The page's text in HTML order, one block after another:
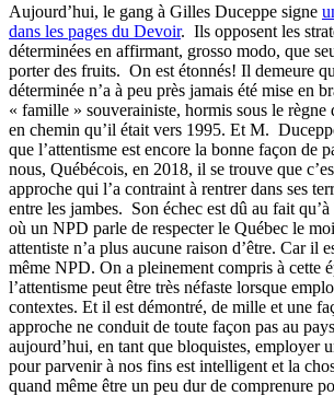
Aujourd’hui, le gang à Gilles Duceppe signe
dans les pages du Devoir. Ils opposent les
déterminées en affirmant, grosso modo, que
porter des fruits. On est étonnés! Il demeure
déterminée n’a à peu près jamais été mise en
« famille » souverainiste, hormis sous le règne
en chemin qu’il était vers 1995. Et M.
que l’attentisme est encore la bonne façon de
nous, Québécois, en 2018, il se trouve que
approche qui l’a contraint à rentrer dans ses
entre les jambes. Son échec est dû au fait
où un NPD parle de respecter le Québec le
attentiste n’a plus aucune raison d’être. Car il
même NPD. On a pleinement compris à cette
l’attentisme peut être très néfaste lorsque
contextes. Et il est démontré, de mille et une
approche ne conduit de toute façon pas au
aujourd’hui, en tant que bloquistes, employer
pour parvenir à nos fins est intelligent et la
quand même être un peu dur de comprenure